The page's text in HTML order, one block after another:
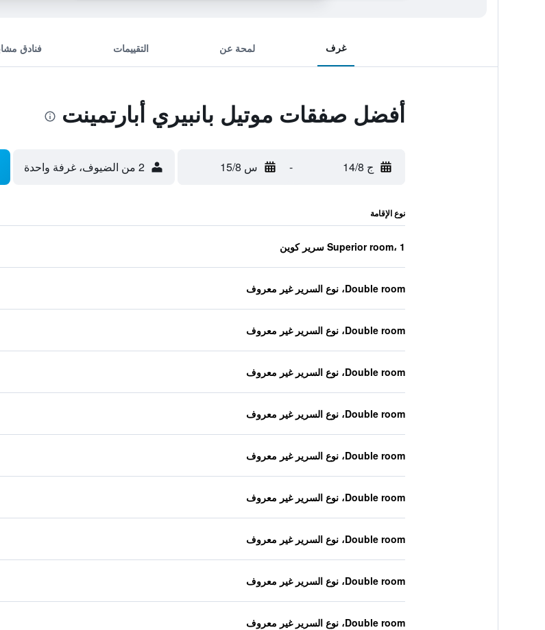
غرف لمحة عن التقييمات فنادق
أفضل صفقات موتيل بانبيري أبارتمينت
ج 14/8 - س 15/8 2 من الضيوف، غرفة واحدة
نوع الإقامة
Superior room، 1 سرير كوين
Double room، نوع السرير غير معروف
Double room، نوع السرير غير معروف
Double room، نوع السرير غير معروف
Double room، نوع السرير غير معروف
Double room، نوع السرير غير معروف
Double room، نوع السرير غير معروف
Double room، نوع السرير غير معروف
Double room، نوع السرير غير معروف
Double room، نوع السرير غير معروف